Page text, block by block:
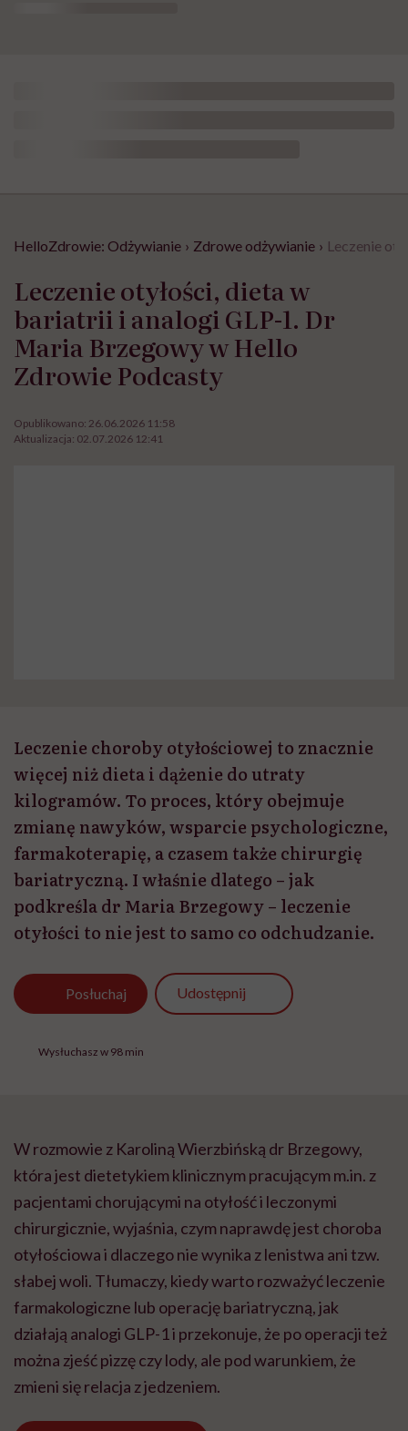
HelloZdrowie: Odżywianie › Zdrowe odżywianie › Leczenie
Leczenie otyłości, dieta w
bariatrii i analogi GLP-1. Dr
Maria Brzegowy w Hello
Zdrowie Podcasty
Opublikowano: 26.06.2026 11:58
Aktualizacja: 02.07.2026 12:41
Leczenie choroby otyłościowej to znacznie
więcej niż dieta i dążenie do utraty
kilogramów. To proces, który obejmuje
zmianę nawyków, wsparcie psychologiczne,
farmakoterapię, a czasem także chirurgię
bariatryczną. I właśnie dlatego – jak
podkreśla dr Maria Brzegowy – leczenie
otyłości to nie jest to samo co odchudzanie.
Posłuchaj Udostępnij
Wysłuchasz w 98 min
W rozmowie z Karoliną Wierzbińską dr Brzegowy,
która jest dietetykiem klinicznym pracującym m.in. z
pacjentami chorującymi na otyłość i leczonymi
chirurgicznie, wyjaśnia, czym naprawdę jest choroba
otyłościowa i dlaczego nie wynika z lenistwa ani tzw.
słabej woli. Tłumaczy, kiedy warto rozważyć leczenie
farmakologiczne lub operację bariatryczną, jak
działają analogi GLP-1 i przekonuje, że po operacji też
można zjeść pizzę czy lody, ale pod warunkiem, że
zmieni się relacja z jedzeniem.